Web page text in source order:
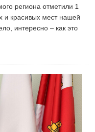
региона отметили 1
и красивых мест нашей
интересно – как это